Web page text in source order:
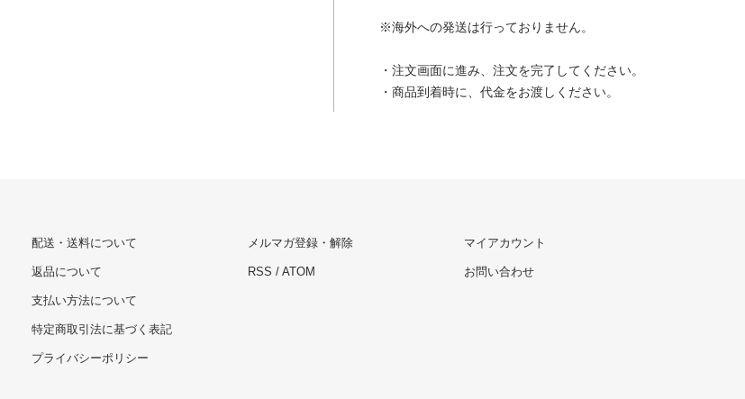
※海外への発送は行っておりません。
・注文画面に進み、注文を完了してください。
・商品到着時に、代金をお渡しください。
配送・送料について
返品について
支払い方法について
特定商取引法に基づく表記
プライバシーポリシー
メルマガ登録・解除
RSS / ATOM
マイアカウント
お問い合わせ